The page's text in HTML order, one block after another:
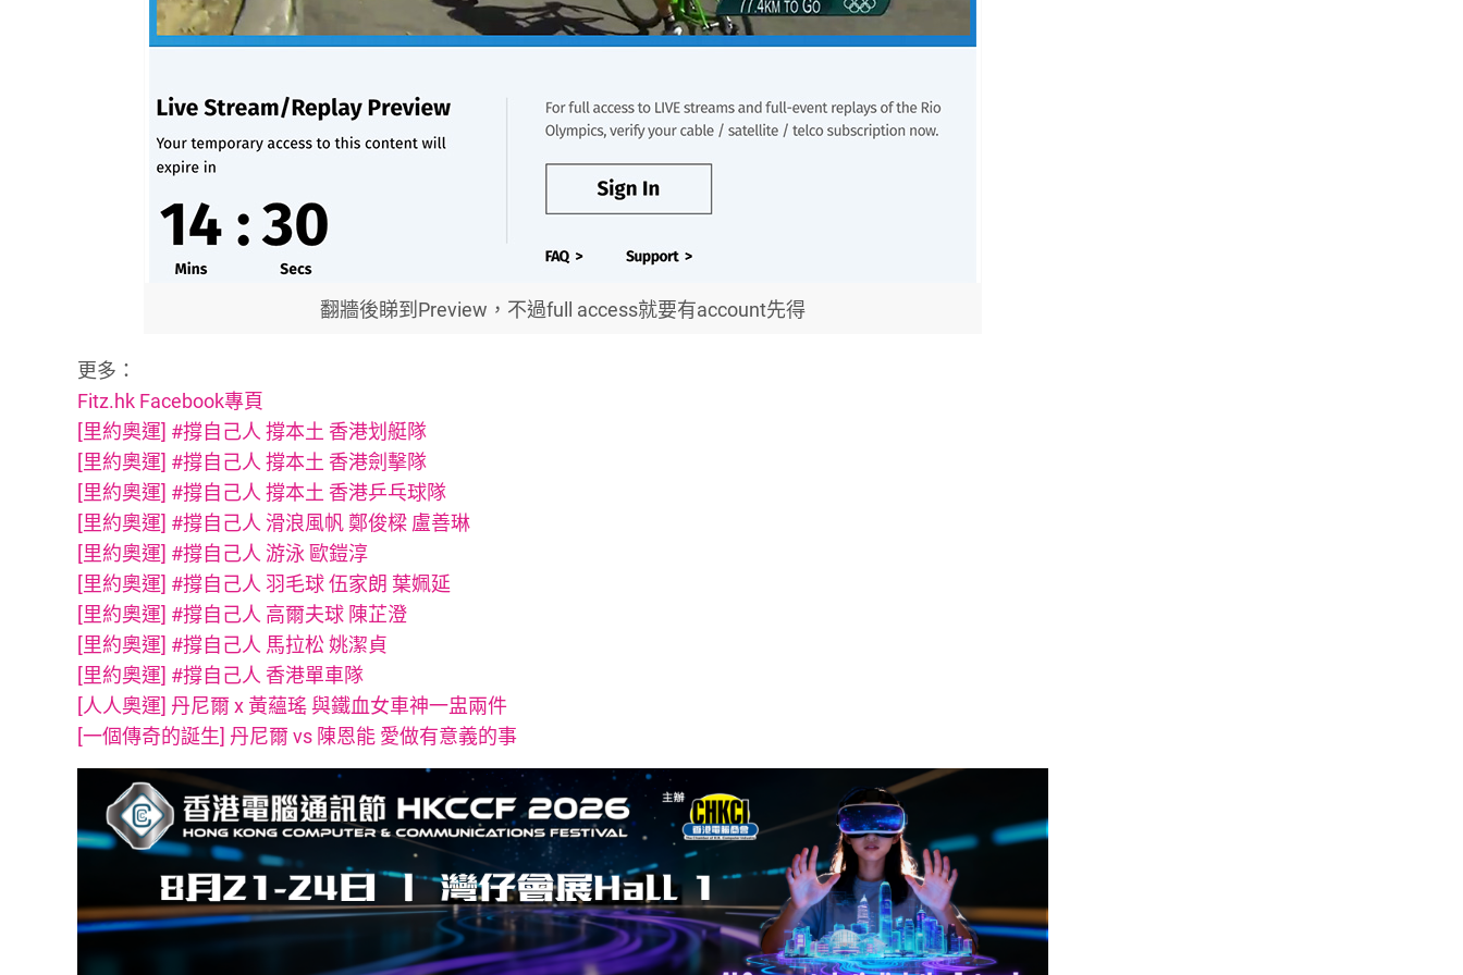
翻牆後睇到Preview，不過full access就要有account先得
更多：
Fitz.hk Facebook專頁
[里約奧運] #撐自己人 撐本土 香港划艇隊
[里約奧運] #撐自己人 撐本土 香港劍擊隊
[里約奧運] #撐自己人 撐本土 香港乒乓球隊
[里約奧運] #撐自己人 滑浪風帆 鄭俊樑 盧善琳
[里約奧運] #撐自己人 游泳 歐鎧淳
[里約奧運] #撐自己人 羽毛球 伍家朗 葉姵延
[里約奧運] #撐自己人 高爾夫球 陳芷澄
[里約奧運] #撐自己人 馬拉松 姚潔貞
[里約奧運] #撐自己人 香港單車隊
[人人奧運] 丹尼爾 x 黃蘊瑤 與鐵血女車神一盅兩件
[一個傳奇的誕生] 丹尼爾 vs 陳恩能 愛做有意義的事